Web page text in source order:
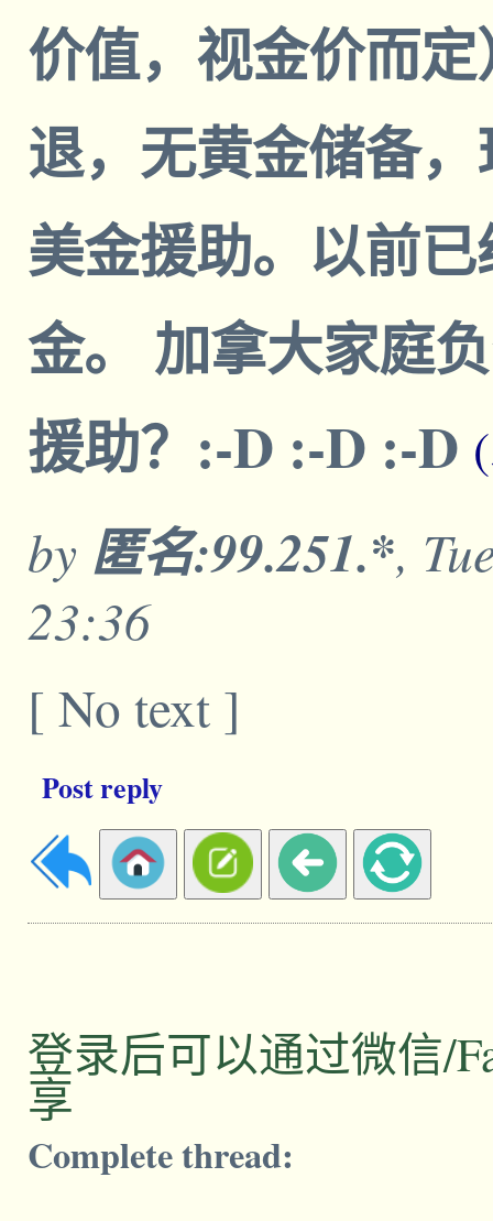
价值，视金价而
退，无黄金储备
美金援助。以前
金。 加拿大家庭
援助？:-D :-D :-D
by 匿名:99.251.*,
23:36
[ No text ]
Post reply
登录后可以通过微信/
享
Complete thread: